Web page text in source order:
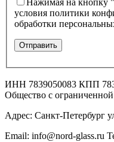
Нажимая на кнопку
условия политики
обработки
ИНН 7839050083 КПП
Общество с
Адрес: Санкт-Петербург
Email: info@nord-glass.ru